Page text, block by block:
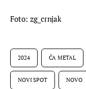
Foto: zg_crnjak
2024 ČA METAL
NOVI SPOT NOVO